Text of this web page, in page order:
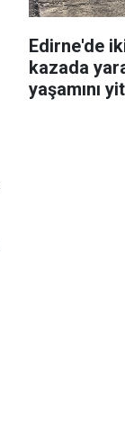
Edirne'de
kazada
yaşamını